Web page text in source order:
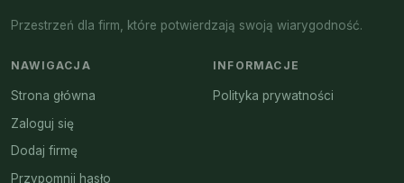
Przestrzeń dla firm, które potwierdzają swoją wiarygodność.
NAWIGACJA
Strona główna
Zaloguj się
Dodaj firmę
Przypomnij hasło
INFORMACJE
Polityka prywatności